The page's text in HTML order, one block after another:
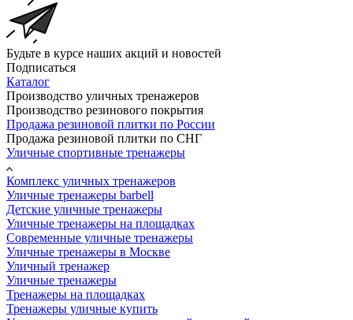
Будьте в курсе наших акций и новостей
Подписаться
Каталог
Производство уличных тренажеров
Производство резинового покрытия
Продажа резиновой плитки по России
Продажа резиновой плитки по СНГ
Уличные спортивные тренажеры
Комплекс уличных тренажеров
Уличные тренажеры barbell
Детские уличные тренажеры
Уличные тренажеры на площадках
Современные уличные тренажеры
Уличные тренажеры в Москве
Уличный тренажер
Уличные тренажеры
Тренажеры на площадках
Тренажеры уличные купить